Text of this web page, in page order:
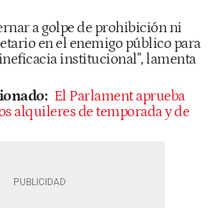
a golpe de prohibición ni
en el enemigo público para
institucional", lamenta
El Parlament aprueba
alquileres de temporada y de